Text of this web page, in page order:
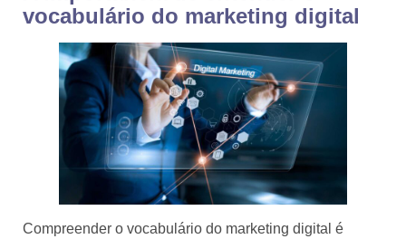
vocabulário do marketing digital
Compreender o vocabulário do marketing digital é